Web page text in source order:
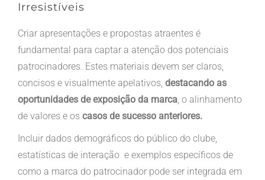
Irresistíveis
Criar apresentações e propostas atraentes é
fundamental para captar a atenção dos potenciais
patrocinadores. Estes materiais devem ser claros,
concisos e visualmente apelativos, destacando as
oportunidades de exposição da marca, o alinhamento
de valores e os casos de sucesso anteriores.
Incluir dados demográficos do público do clube,
estatísticas de interação e exemplos específicos de
como a marca do patrocinador pode ser integrada em